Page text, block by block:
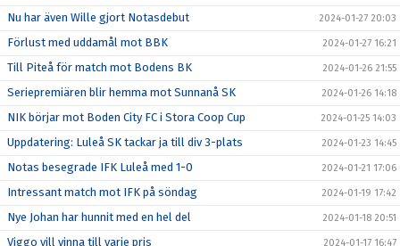
Nu har även Wille gjort Notasdebut 2024-01-27 20:03
Förlust med uddamål mot BBK 2024-01-27 16:21
Till Piteå för match mot Bodens BK 2024-01-26 21:55
Seriepremiären blir hemma mot Sunnanå SK 2024-01-26 14:18
NIK börjar mot Boden City FC i Stora Coop Cup 2024-01-25 14:03
Uppdatering: Luleå SK tackar ja till div 3-plats 2024-01-23 14:45
Notas besegrade IFK Luleå med 1-0 2024-01-21 17:06
Intressant match mot IFK på söndag 2024-01-19 17:42
Nye Johan har hunnit med en hel del 2024-01-18 20:51
Viggo vill vinna till varje pris 2024-01-17 16:47